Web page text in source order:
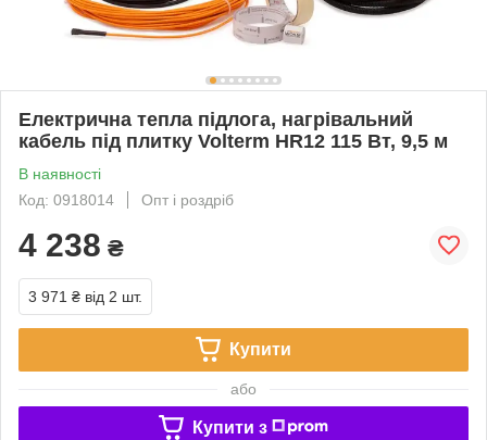
Електрична тепла підлога, нагрівальний
кабель під плитку Volterm HR12 115 Вт, 9,5 м
В наявності
Код: 0918014
Опт і роздріб
4 238 ₴
3 971 ₴ від 2 шт.
Купити
або
Купити з